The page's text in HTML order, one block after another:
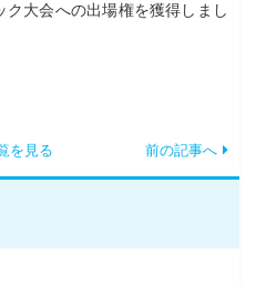
大会への出場権を獲得しまし
を見る 前の記事へ